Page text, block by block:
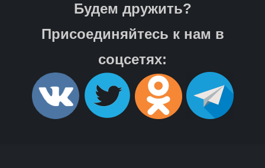
Будем дружить?
Присоединяйтесь к нам в
соцсетях: